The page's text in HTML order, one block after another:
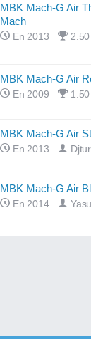
MBK Mach-G Air
Mach
En 2013
2.50
MBK Mach-G Air
En 2009 1.50
MBK Mach-G Air
En 2013
MBK Mach-G Air
En 2014